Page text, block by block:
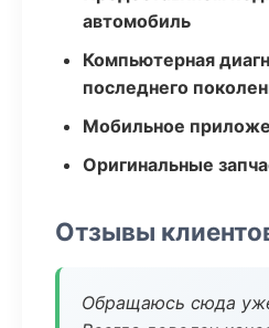
автомобиль
Компьютерная
последнего
Мобильное
Оригинальные
Отзывы
Обращаюсь сюда